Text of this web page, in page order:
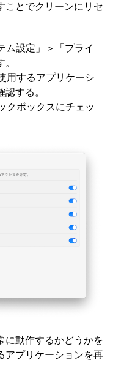
ことでクリーンにリセ
設定」＞「プライ
用するアプリケーシ
する。
クボックスにチェッ
に動作するかどうかを
アプリケーションを再